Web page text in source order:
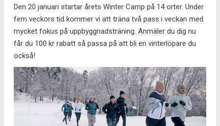
Den 20 januari startar årets Winter Camp på 14 orter. Under
fem veckors tid kommer vi att träna två pass i veckan med
mycket fokus på uppbyggnadsträning. Anmäler du dig nu
får du 100 kr rabatt så passa på att bli en vinterlöpare du
också!